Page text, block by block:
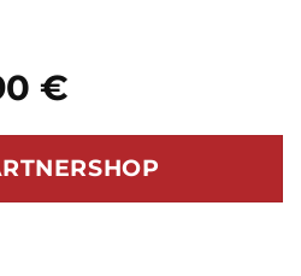
€
€Aktueller
ist:
36,90 €.